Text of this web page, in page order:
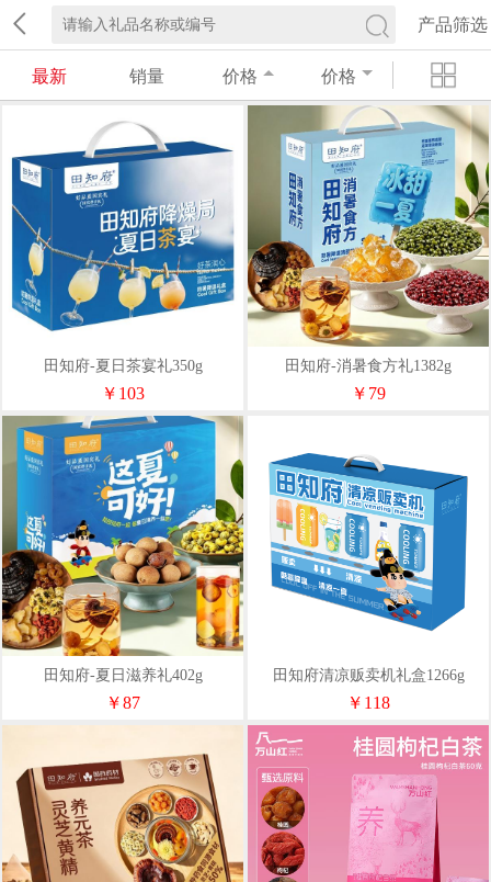
产品筛选
最新 销量 价格 价格
田知府-夏日茶宴礼350g
￥103
田知府-消暑食方礼1382g
￥79
田知府-夏日滋养礼402g
￥87
田知府清凉贩卖机礼盒1266g
￥118